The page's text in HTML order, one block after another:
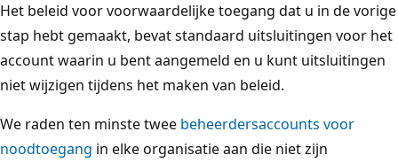
Het beleid voor voorwaardelijke toegang dat u in de vorige
stap hebt gemaakt, bevat standaard uitsluitingen voor het
account waarin u bent aangemeld en u kunt uitsluitingen
niet wijzigen tijdens het maken van beleid.
We raden ten minste twee beheerdersaccounts voor
noodtoegang in elke organisatie aan die niet zijn